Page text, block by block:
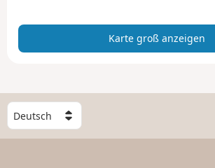
Karte groß anzeigen
W
ä
h